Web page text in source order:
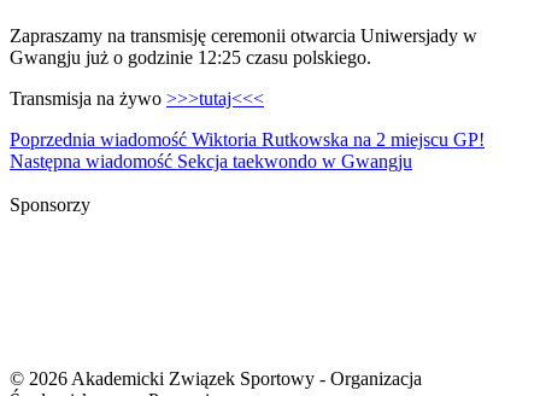
Zapraszamy na transmisję ceremonii otwarcia Uniwersjady w
Gwangju już o godzinie 12:25 czasu polskiego.
Transmisja na żywo >>>tutaj<<<
Nawigacja
wpisu
Poprzednia wiadomość Wiktoria Rutkowska na 2 miejscu GP!
Następna wiadomość Sekcja taekwondo w Gwangju
Sponsorzy
© 2026 Akademicki Związek Sportowy - Organizacja